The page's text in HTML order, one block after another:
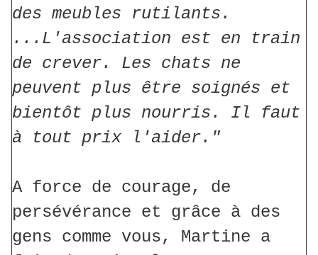
des meubles rutilants.
...L'association est en train
de crever. Les chats ne
peuvent plus être soignés et
bientôt plus nourris. Il faut
à tout prix l'aider."
A force de courage, de
persévérance et grâce à des
gens comme vous, Martine a